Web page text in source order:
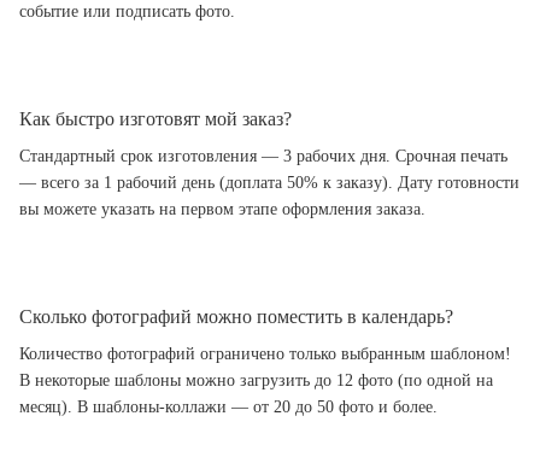
событие или подписать фото.
Как быстро изготовят мой заказ?
Стандартный срок изготовления — 3 рабочих дня. Срочная печать
— всего за 1 рабочий день (доплата 50% к заказу). Дату готовности
вы можете указать на первом этапе оформления заказа.
Сколько фотографий можно поместить в календарь?
Количество фотографий ограничено только выбранным шаблоном!
В некоторые шаблоны можно загрузить до 12 фото (по одной на
месяц). В шаблоны-коллажи — от 20 до 50 фото и более.